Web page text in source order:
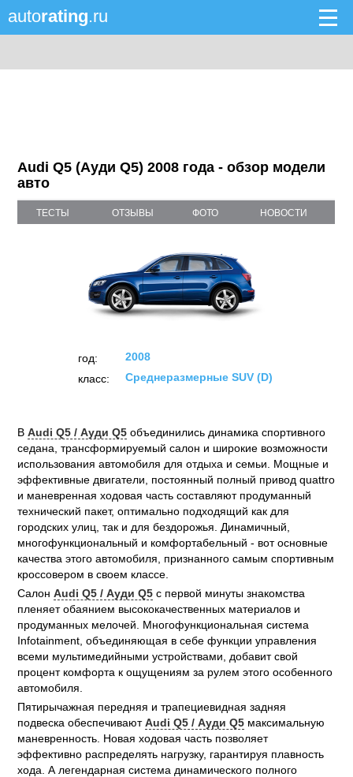
autorating.ru
Audi Q5 (Ауди Q5) 2008 года - обзор модели
авто
ТЕСТЫ ОТЗЫВЫ ФОТО НОВОСТИ
год:
2008
класс:
Среднеразмерные SUV (D)
ВAudi Q5 / Ауди Q5 объединились динамика спортивного
седана, трансформируемый салон и широкие возможности
использования автомобиля для отдыха и семьи. Мощные и
эффективные двигатели, постоянный полный привод quattro
и маневренная ходовая часть составляют продуманный
технический пакет, оптимально подходящий как для
городских улиц, так и для бездорожья. Динамичный,
многофункциональный и комфортабельный - вот основные
качества этого автомобиля, признанного самым спортивным
кроссовером в своем классе.
СалонAudi Q5 / Ауди Q5 с первой минуты знакомства
пленяет обаянием высококачественных материалов и
продуманных мелочей. Многофункциональная система
Infotainment, объединяющая в себе функции управления
всеми мультимедийными устройствами, добавит свой
процент комфорта к ощущениям за рулем этого особенного
автомобиля.
Пятирычажная передняя и трапециевидная задняя
подвеска обеспечиваютAudi Q5 / Ауди Q5 максимальную
маневренность. Новая ходовая часть позволяет
эффективно распределять нагрузку, гарантируя плавность
хода. А легендарная система динамического полного